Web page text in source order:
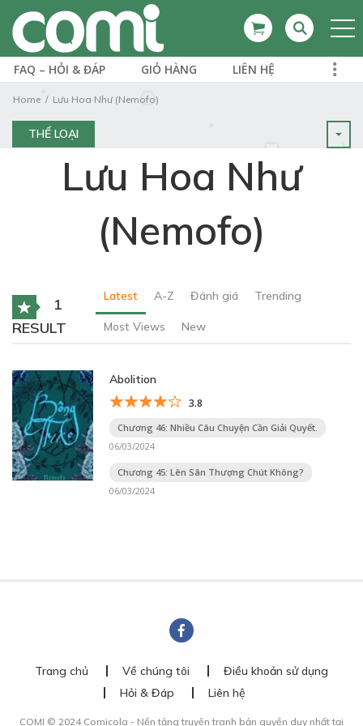
FAQ – HỎI & ĐÁP GIỎ HÀNG LIÊN HỆ
Home Lưu Hoa Như (Nemofo)
THỂ LOẠI
Lưu Hoa Như
(Nemofo)
1
RESULT
Latest A-Z Đánh giá Trending
Most Views New
Abolition
3.8
Chương 46: Nhiều Câu Chuyện Cần Giải Quyết.
06/03/2024
Chương 45: Lên Sân Thượng Chút Không?
06/03/2024
Trang chủ Về chúng tôi
Điều khoản sử dụng
Hỏi & Đáp
Liên hệ
COMI © 2024 Comicola - Nền tảng truyện tranh bản quyền duy nhất tại